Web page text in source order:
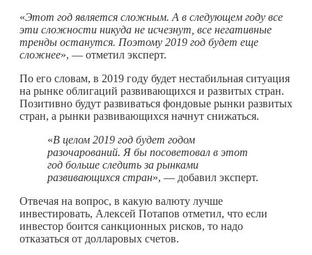
«Этот год является сложным. А в следующем году все
эти сложности никуда не исчезнут, все негативные
тренды останутся. Поэтому 2019 год будет еще
сложнее», — отметил эксперт.
По его словам, в 2019 году будет нестабильная ситуация
на рынке облигаций развивающихся и развитых стран.
Позитивно будут развиваться фондовые рынки развитых
стран, а рынки развивающихся начнут снижаться.
«В целом 2019 год будет годом
разочарований. Я бы посоветовал в этот
год больше следить за рынками
развивающихся стран», — добавил эксперт.
Отвечая на вопрос, в какую валюту лучше
инвестировать, Алексей Потапов отметил, что если
инвестор боится санкционных рисков, то надо
отказаться от долларовых счетов.